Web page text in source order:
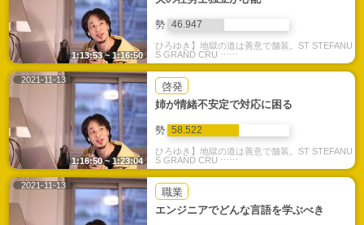
勢 46.947
ひろゆき】地獄の道は善意で舗装。ST STEFANU
S GRAND CRU ⋯⋯
1:13:53 ~ 1:16:50
2021-11-13
啓発
姉が情緒不安定で対応に困る
勢 58.522
ひろゆき】地獄の道は善意で舗装。ST STEFANU
S GRAND CRU ⋯⋯
1:16:50 ~ 1:23:04
2021-11-13
職業
エンジニアでどんな言語を学ぶべき